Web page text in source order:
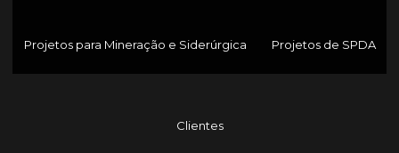
Projetos para Mineração e Siderúrgica Projetos de SPDA
Clientes